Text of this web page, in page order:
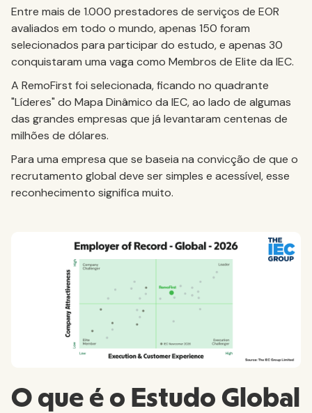
Entre mais de 1.000 prestadores de serviços de EOR
avaliados em todo o mundo, apenas 150 foram
selecionados para participar do estudo, e apenas 30
conquistaram uma vaga como Membros de Elite da IEC.
A RemoFirst foi selecionada, ficando no quadrante
"Líderes" do Mapa Dinâmico da IEC, ao lado de algumas
das grandes empresas que já levantaram centenas de
milhões de dólares.
Para uma empresa que se baseia na convicção de que o
recrutamento global deve ser simples e acessível, esse
reconhecimento significa muito.
O que é o Estudo Global